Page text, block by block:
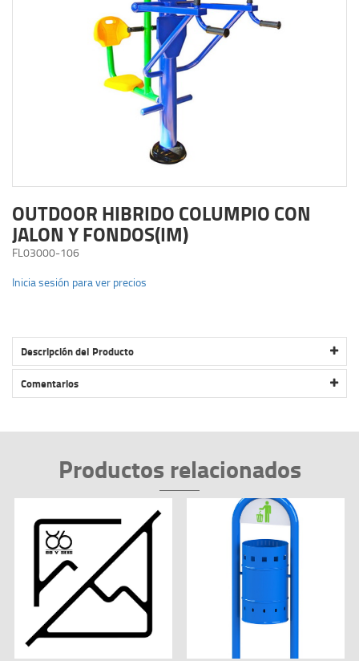
OUTDOOR HIBRIDO COLUMPIO CON
JALON Y FONDOS(IM)
FL03000-106
Inicia sesión para ver precios
Descripción del Producto
OUTDOOR HIBRIDO COLUMPIO CON JALON Y FONDOS(IM)
Comentarios
Productos relacionados